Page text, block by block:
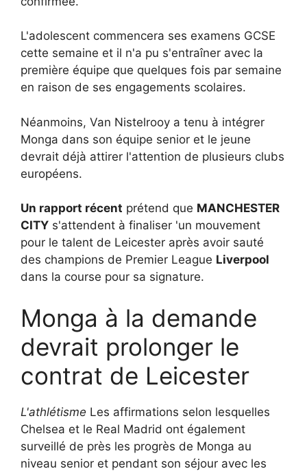
L'adolescent commencera ses examens GCSE
cette semaine et il n'a pu s'entraîner avec la
première équipe que quelques fois par semaine
en raison de ses engagements scolaires.
Néanmoins, Van Nistelrooy a tenu à intégrer
Monga dans son équipe senior et le jeune
devrait déjà attirer l'attention de plusieurs clubs
européens.
Un rapport récent prétend que MANCHESTER
CITY s'attendent à finaliser 'un mouvement
pour le talent de Leicester après avoir sauté
des champions de Premier League Liverpool
dans la course pour sa signature.
Monga à la demande
devrait prolonger le
contrat de Leicester
L'athlétisme Les affirmations selon lesquelles
Chelsea et le Real Madrid ont également
surveillé de près les progrès de Monga au
niveau senior et pendant son séjour avec les